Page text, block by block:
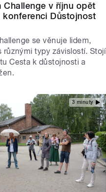
Challenge v říjnu opět
konferenci Důstojnost
se věnuje lidem,
různými typy závislostí. Stojí
Cesta k důstojnosti a
3 minuty